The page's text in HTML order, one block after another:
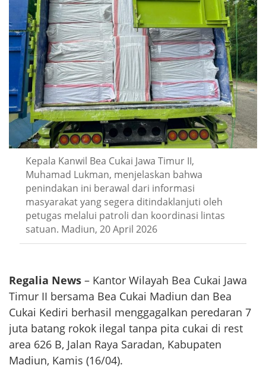
Kepala Kanwil Bea Cukai Jawa Timur II,
Muhamad Lukman, menjelaskan bahwa
penindakan ini berawal dari informasi
masyarakat yang segera ditindaklanjuti oleh
petugas melalui patroli dan koordinasi lintas
satuan. Madiun, 20 April 2026
Regalia News – Kantor Wilayah Bea Cukai Jawa
Timur II bersama Bea Cukai Madiun dan Bea
Cukai Kediri berhasil menggagalkan peredaran 7
juta batang rokok ilegal tanpa pita cukai di rest
area 626 B, Jalan Raya Saradan, Kabupaten
Madiun, Kamis (16/04).